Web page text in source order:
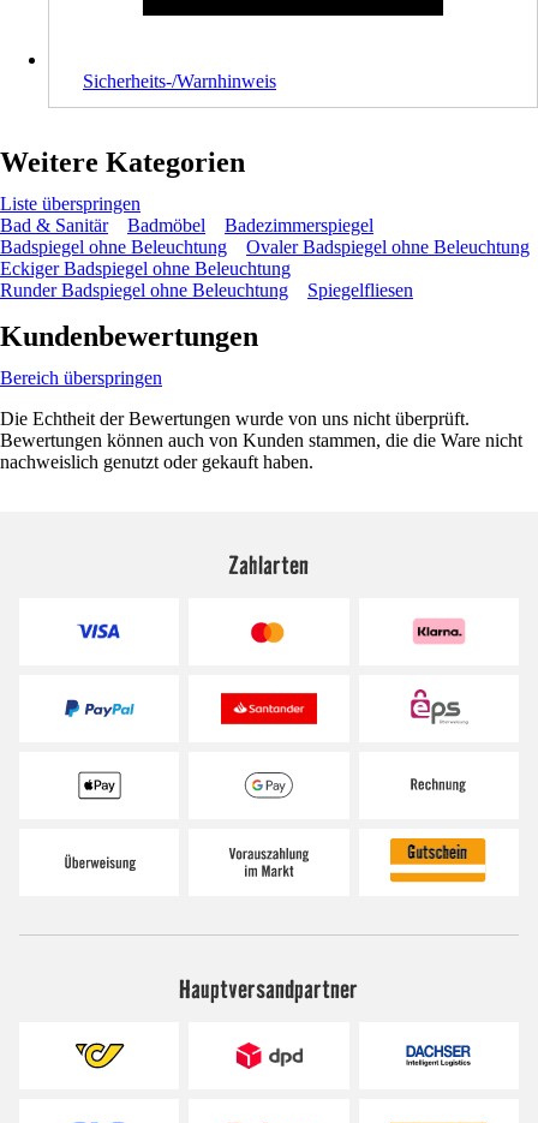
Sicherheits-/Warnhinweis
Weitere Kategorien
Liste überspringen
Bad & Sanitär
Badmöbel
Badezimmerspiegel
Badspiegel ohne Beleuchtung
Ovaler Badspiegel ohne Beleuchtung
Eckiger Badspiegel ohne Beleuchtung
Runder Badspiegel ohne Beleuchtung
Spiegelfliesen
Kundenbewertungen
Bereich überspringen
Die Echtheit der Bewertungen wurde von uns nicht überprüft.
Bewertungen können auch von Kunden stammen, die die Ware nicht
nachweislich genutzt oder gekauft haben.
Zahlarten
Hauptversandpartner